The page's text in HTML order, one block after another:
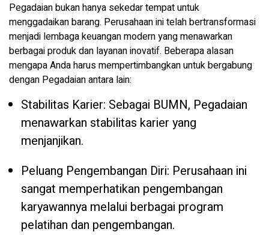
Pegadaian bukan hanya sekedar tempat untuk
menggadaikan barang. Perusahaan ini telah bertransformasi
menjadi lembaga keuangan modern yang menawarkan
berbagai produk dan layanan inovatif. Beberapa alasan
mengapa Anda harus mempertimbangkan untuk bergabung
dengan Pegadaian antara lain:
Stabilitas Karier: Sebagai BUMN, Pegadaian
menawarkan stabilitas karier yang
menjanjikan.
Peluang Pengembangan Diri: Perusahaan ini
sangat memperhatikan pengembangan
karyawannya melalui berbagai program
pelatihan dan pengembangan.